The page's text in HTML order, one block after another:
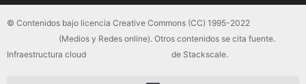
© Contenidos bajo licencia Creative Commons (CC) 1995-2022
(Medios y Redes online). Otros contenidos se cita fuente.
Infraestructura cloud
de Stackscale.